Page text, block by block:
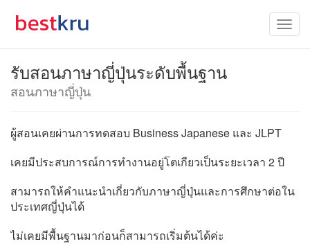
รับสอนภาษาญี่ปุ่นระดับพื้นฐาน
สอนภาษาญี่ปุ่น
ผู้สอนเคยผ่านการทดสอบ Business Japanese และ​ JLPT
เคยมีประสบการณ์การทำงานอยู่โตเกียวเป็นระยะเวลา 2 ปี
สามารถให้คำแนะนำเกี่ยวกับภาษาญี่ปุ่นและการศึกษาต่อใน
ประเทศญี่ปุ่นได้
ไม่เคยมีพื้นฐานมาก่อนก็สามารถเริ่มต้นได้ค่ะ